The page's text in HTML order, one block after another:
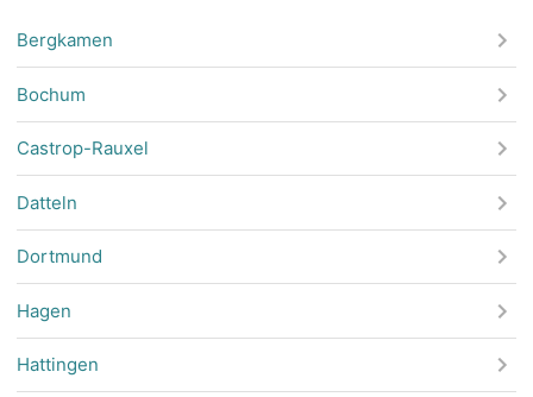
Bergkamen
Bochum
Castrop-Rauxel
Datteln
Dortmund
Hagen
Hattingen